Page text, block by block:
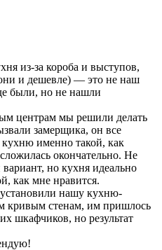
из-за короба и выступов,
и дешевле) — это не наш
были, но не нашли
центрам мы решили делать
замерщика, он все
именно такой, как
окончательно. Не
но кухня идеально
как мне нравится.
нашу кухню-
кривым стенам, им пришлось
шкафчиков, но результат